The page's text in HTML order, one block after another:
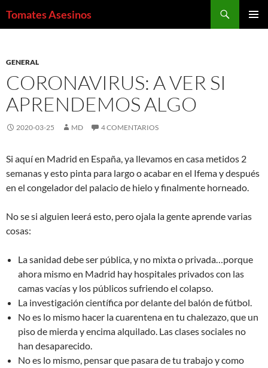
Tomates Asesinos
GENERAL
CORONAVIRUS: A VER SI
APRENDEMOS ALGO
2020-03-25 MD 4 COMENTARIOS
Si aquí en Madrid en España, ya llevamos en casa metidos 2
semanas y esto pinta para largo o acabar en el Ifema y después
en el congelador del palacio de hielo y finalmente horneado.
No se si alguien leerá esto, pero ojala la gente aprende varias
cosas:
La sanidad debe ser pública, y no mixta o privada…porque
ahora mismo en Madrid hay hospitales privados con las
camas vacías y los públicos sufriendo el colapso.
La investigación científica por delante del balón de fútbol.
No es lo mismo hacer la cuarentena en tu chalezazo, que un
piso de mierda y encima alquilado. Las clases sociales no
han desaparecido.
No es lo mismo, pensar que pasara de tu trabajo y como